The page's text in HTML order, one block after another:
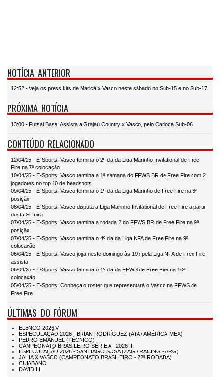
NOTÍCIA ANTERIOR
12:52 - Veja os press kits de Maricá x Vasco neste sábado no Sub-15 e no Sub-17
PRÓXIMA NOTÍCIA
13:00 - Futsal Base: Assista a Grajaú Country x Vasco, pelo Carioca Sub-06
CONTEÚDO RELACIONADO
12/04/25 - E-Sports: Vasco termina o 2º dia da Liga Marinho Invitational de Free
Fire na 7ª colocação
10/04/25 - E-Sports: Vasco termina a 1ª semana do FFWS BR de Free Fire com 2
jogadores no top 10 de headshots
09/04/25 - E-Sports: Vasco termina o 1º dia da Liga Marinho de Free Fire na 8ª
posição
08/04/25 - E-Sports: Vasco disputa a Liga Marinho Invitational de Free Fire a partir
desta 3ª-feira
07/04/25 - E-Sports: Vasco termina a rodada 2 do FFWS BR de Free Fire na 9ª
posição
07/04/25 - E-Sports: Vasco termina o 4º dia da Liga NFA de Free Fire na 9ª
colocação
06/04/25 - E-Sports: Vasco joga neste domingo às 19h pela Liga NFA de Free Fire;
assista
06/04/25 - E-Sports: Vasco termina o 1º dia da FFWS de Free Fire na 10ª
colocação
05/04/25 - E-Sports: Conheça o roster que representará o Vasco na FFWS de
Free Fire
ÚLTIMAS DO FÓRUM